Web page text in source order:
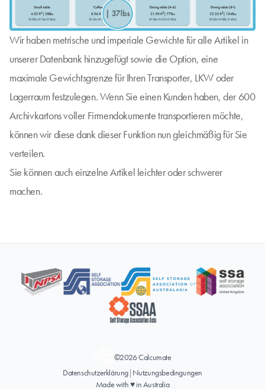
Wir haben metrische und imperiale Gewichte für alle Artikel in
unserer Datenbank hinzugefügt sowie die Option, eine
maximale Gewichtsgrenze für Ihren Transporter, LKW oder
Lagerraum festzulegen. Wenn Sie einen Kunden haben, der 600
Archivkartons voller Firmendokumente transportieren möchte,
können wir diese dank dieser Funktion nun gleichmäßig für Sie
verteilen.
Sie können auch einzelne Artikel leichter oder schwerer
machen.
©2026 Calcumate
Datenschutzerklärung| Nutzungsbedingungen
Made with ♥ in Australia